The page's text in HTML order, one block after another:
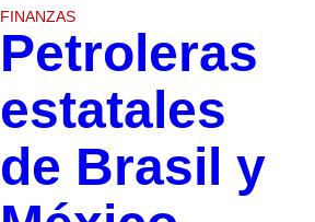
FINANZAS
Petroleras
estatales
de Brasil y